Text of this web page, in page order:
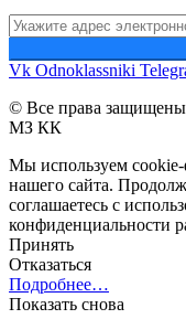
Vk Odnoklassniki
© Все права
МЗ КК
Мы используем
нашего сайта.
соглашаетесь с
конфиденциальности
Принять
Отказаться
Подробнее…
Показать снова